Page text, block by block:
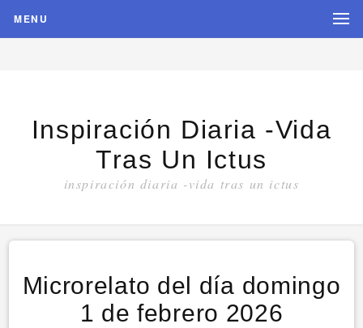
MENU
Inspiración Diaria -vida
Tras Un Ictus
inspiración diaria -vida tras un ictus
Microrelato del día domingo
1 de febrero 2026